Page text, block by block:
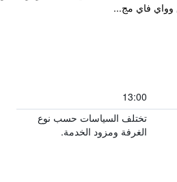
13:00
تختلف السياسات حسب نوع
الغرفة ومزود الخدمة.